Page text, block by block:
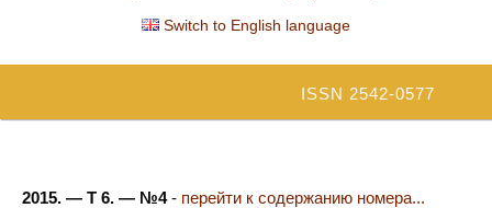
Switch to English language
ISSN 2542-0577
2015. — Т 6. — №4- перейти к содержанию номера...